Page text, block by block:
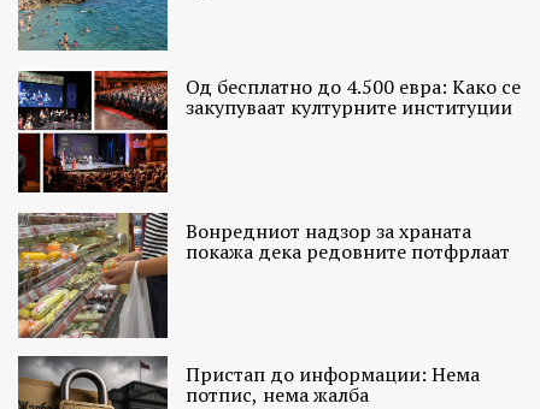
Од бесплатно до 4.500 евра: Како се
закупуваат културните институции
Вонредниот надзор за храната
покажа дека редовните потфрлаат
Пристап до информации: Нема
потпис, нема жалба